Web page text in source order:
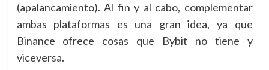
(apalancamiento). Al fin y al cabo, complementar
ambas plataformas es una gran idea, ya que
Binance ofrece cosas que Bybit no tiene y
viceversa.